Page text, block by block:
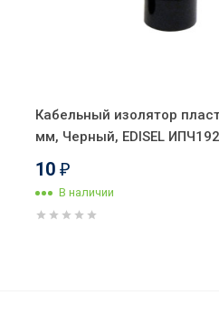
Кабельный изолятор
мм, Черный, EDISEL
10 ₽
В наличии